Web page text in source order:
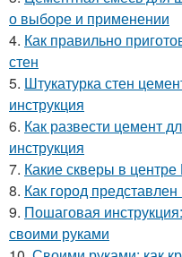
о выборе и применении
4. Как правильно
стен
5. Штукатурка стен
инструкция
6. Как развести цемент
инструкция
7. Какие скверы в
8. Как город
9. Пошаговая
своими руками